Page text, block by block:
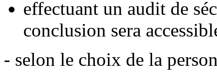
effectuant un audit de
conclusion sera
- selon le choix de la